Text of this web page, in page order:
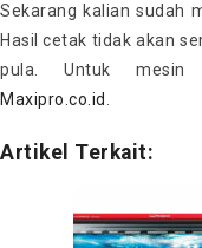
Sekarang kalian sudah
Hasil cetak tidak akan
pula. Untuk mesin
Maxipro.co.id
Artikel Terkait: